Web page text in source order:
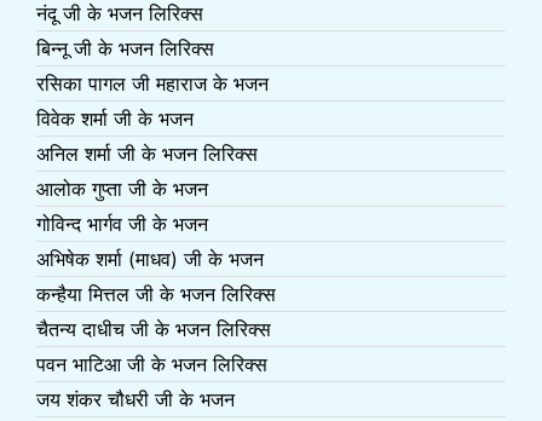
नंदू जी के भजन लिरिक्स
बिन्नू जी के भजन लिरिक्स
रसिका पागल जी महाराज के भजन
विवेक शर्मा जी के भजन
अनिल शर्मा जी के भजन लिरिक्स
आलोक गुप्ता जी के भजन
गोविन्द भार्गव जी के भजन
अभिषेक शर्मा (माधव) जी के भजन
कन्हैया मित्तल जी के भजन लिरिक्स
चैतन्य दाधीच जी के भजन लिरिक्स
पवन भाटिआ जी के भजन लिरिक्स
जय शंकर चौधरी जी के भजन